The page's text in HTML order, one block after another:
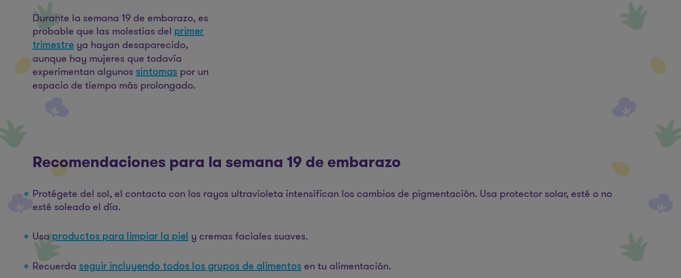
Durante la semana 19 de embarazo, es
probable que las molestias del primer
trimestre ya hayan desaparecido,
aunque hay mujeres que todavía
experimentan algunos síntomas por un
espacio de tiempo más prolongado.
Recomendaciones para la semana 19 de embarazo
Protégete del sol, el contacto con los rayos ultravioleta intensifican los cambios de pigmentación. Usa protector solar, esté o no
esté soleado el día.
Usaproductos para limpiar la piel y cremas faciales suaves.
Recuerda seguir incluyendo todos los grupos de alimentos en tu alimentación.